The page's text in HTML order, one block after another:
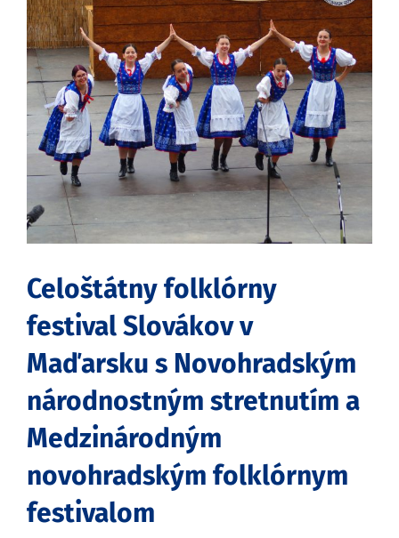
obrázok
Celoštátny folklórny
festival Slovákov v
Maďarsku s Novohradským
národnostným stretnutím a
Medzinárodným
novohradským folklórnym
festivalom